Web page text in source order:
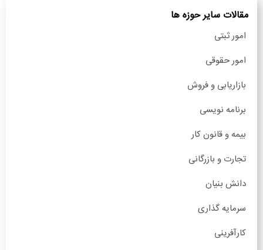
مقالات سایر حوزه ها
امور ثبتی
امور حقوقی
بازاریابی و فروش
برنامه نویسی
بیمه و قانون کار
تجارت و بازرگانی
دانش بنیان
سرمایه گذاری
کارآفرینی